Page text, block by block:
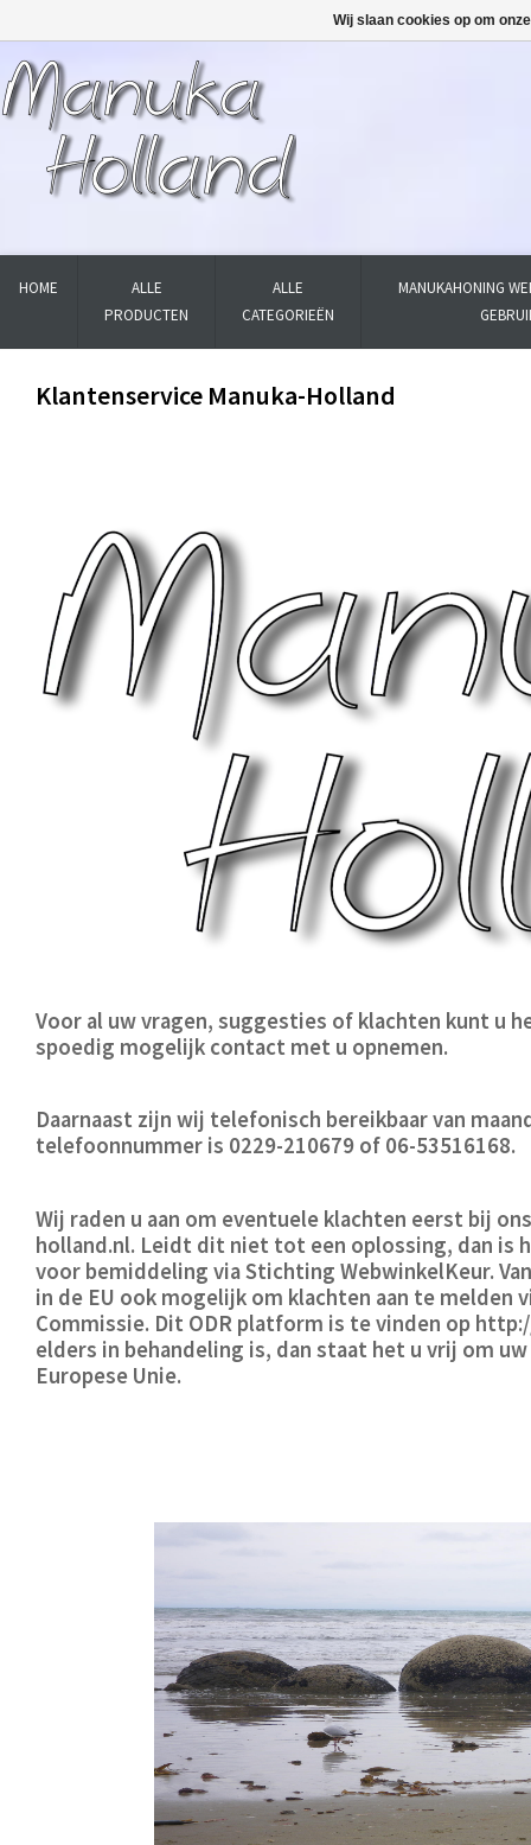
HOME
ALLE
PRODUCTEN
ALLE
CATEGORIEËN
MANUKAHONING
Klantenservice Manuka-Holland
Voor al uw vragen, suggesties of klachten kunt u
spoedig mogelijk contact met u opnemen.
Daarnaast zijn wij telefonisch bereikbaar van
telefoonnummer is 0229-210679 of 06-53516168.
Wij raden u aan om eventuele klachten eerst bij
holland.nl. Leidt dit niet tot een oplossing, dan is
voor bemiddeling via Stichting WebwinkelKeur.
in de EU ook mogelijk om klachten aan te melden
Commissie. Dit ODR platform is te vinden op
elders in behandeling is, dan staat het u vrij om
Europese Unie.
Wij slaan cookies op om